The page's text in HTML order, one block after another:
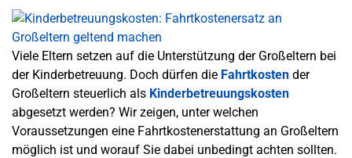
Viele Eltern setzen auf die Unterstützung der Großeltern bei
der Kinderbetreuung. Doch dürfen die Fahrtkosten der
Großeltern steuerlich als Kinderbetreuungskosten
abgesetzt werden? Wir zeigen, unter welchen
Voraussetzungen eine Fahrtkostenerstattung an Großeltern
möglich ist und worauf Sie dabei unbedingt achten sollten.